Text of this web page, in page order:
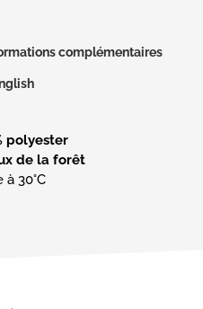
complémentaires
polyester
de la forêt
à 30°C